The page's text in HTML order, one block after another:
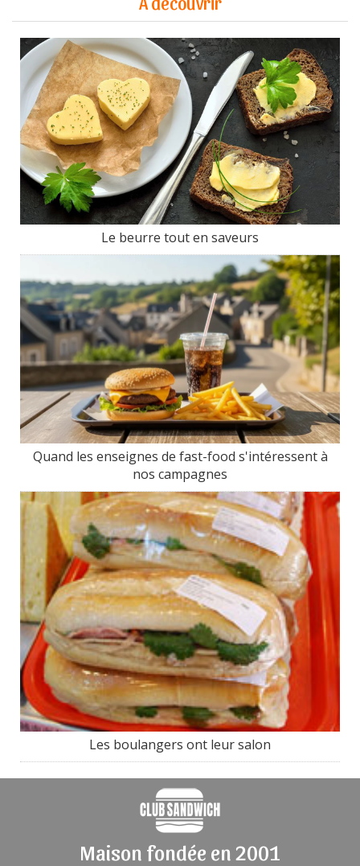
Le beurre tout en saveurs
Quand les enseignes de fast-food s'intéressent à
nos campagnes
Les boulangers ont leur salon
Maison fondée en 2001